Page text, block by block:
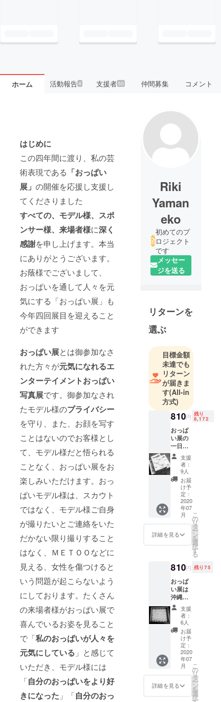
ホーム 活動報告4 支援者50 仲間募集 コメント
はじめに
この四年間に渡り、私の芸
術表現である 「おっぱい
展」 の開催を応援し支援し
てくださりました
すべての、モデル様、スポ
ンサー様、来場者様に深く
感謝を申し上げます。本当
にありがとうございます。
お蔭様でございまして、
おっぱいを通して人々を元
気にする「おっぱい展」も
今年四回展目を迎えること
ができます
おっぱい展とは御参加なさ
れた方々が元気になれるエ
ンターテイメントおっぱい
写真展です。御参加なされ
たモデル様のプライバシー
を守り、また、お顔を写す
ことはないのでお客様とし
て、モデル様だと悟られる
ことなく、おっぱい展をお
楽しみいただけます。おっ
ぱいモデル様は、スカウト
ではなく、モデル様ご自身
が撮りたいとご連絡をいた
だかない限り撮りすること
はなく、ＭＥＴＯＯなどに
見える、女性を傷つけると
いう問題が起こらないよう
にしております。たくさん
の来場者様がおっぱい展で
喜んでいるお姿を見ること
で「私のおっぱいが人々を
元気にしている 」と感じて
いただき、モデル様には
「自分のおっぱいをより好
きになった 」「自分のおっ
Riki
Yaman
eko
初めてのプ
ロジェクト
です
メッセー
ジを送る
リターンを
選ぶ
目標金額
未達でも
リターン
が届きま
す(All-in
方式)
810円 残り
8,172
おっぱ
い展の
一日チ
ケット
を一枚
お送り
いたし
ます。
２０２
０年８
月１日~
１０月
２０日
まで８
１日
間 沖
開催い
たしま
す
「おっ
ぱい展
ⅠⅠⅠ
Ⅰ」の
一日チ
ケット
になり
ますが
県外の
方が沖
縄にこ
御越し
になら
れるこ
とが大
支援
者：
9人
お届
け予
定：
2020
年07
月
詳細を見る
こ
の
リ
タ
ー
ン
を
選
択
す
る
810円 残り75
おっぱ
い展は
沖縄で
の開催
になり
ます
おっぱ
い展に
は御越
しにな
れない
方でも
おっぱ
い展を
応援い
ただけ
支援
者：
6人
お届
け予
定：
2020
年07
月
詳細を見る
こ
の
リ
タ
ー
ン
を
選
択